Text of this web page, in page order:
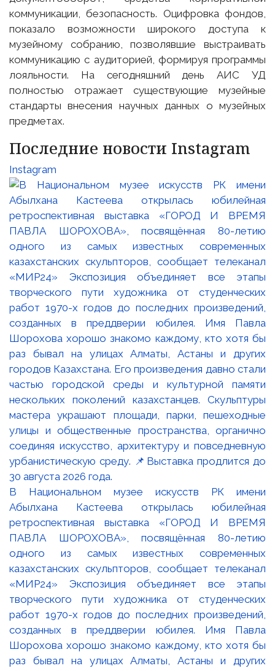
коммуникации, безопасность. Оцифровка фондов,
показало возможности широкого доступа к
музейному собранию, позволявшие выстраивать
коммуникацию с аудиторией, формируя программы
лояльности. На сегодняшний день АИС УД
полностью отражает существующие музейные
стандарты внесения научных данных о музейных
предметах.
Последние новости Instagram
Instagram
В Национальном музее искусств РК имени
Абылхана Кастеева открылась юбилейная
ретроспективная выставка «ГОРОД И ВРЕМЯ
ПАВЛА ШОРОХОВА», посвящённая 80-летию
одного из самых известных современных
казахстанских скульпторов, сообщает телеканал
«МИР24» Экспозиция объединяет все этапы
творческого пути художника от студенческих
работ 1970-х годов до последних произведений,
созданных в преддверии юбилея. Имя Павла
Шорохова хорошо знакомо каждому, кто хотя бы
раз бывал на улицах Алматы, Астаны и других